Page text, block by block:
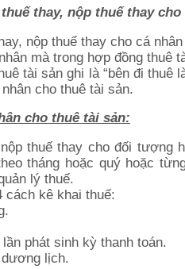
thay, nộp thuế thay
nộp thuế thay cho cá
mà trong hợp đồng thuê
tài sản ghi là “bên đi
cho thuê tài sản.
cho thuê tài sản:
thuế thay cho đối
tháng hoặc quý hoặc
lý thuế.
cách kê khai thuế:
phát sinh kỳ thanh toán.
lịch.